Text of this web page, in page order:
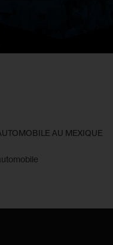
AU MEXIQUE